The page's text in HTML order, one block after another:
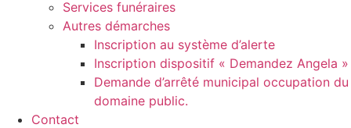
Services funéraires
Autres démarches
Inscription au système d’alerte
Inscription dispositif « Demandez Angela »
Demande d’arrêté municipal occupation du
domaine public.
Contact